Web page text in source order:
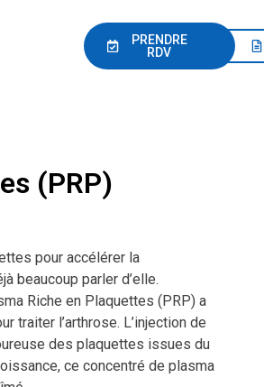
PRENDRE
RDV
(PRP)
pour accélérer la
beaucoup parler d’elle.
Riche en Plaquettes (PRP) a
traiter l’arthrose. L’injection de
des plaquettes issues du
ce concentré de plasma